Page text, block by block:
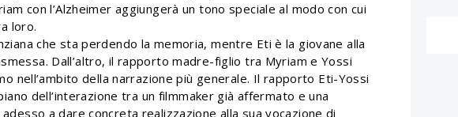
con l’Alzheimer aggiungerà un tono speciale al modo con cui
loro.
che sta perdendo la memoria, mentre Eti è la giovane alla
Dall’altro, il rapporto madre-figlio tra Myriam e Yossi
nell’ambito della narrazione più generale. Il rapporto Eti-Yossi
dell’interazione tra un filmmaker già affermato e una
a dare concreta realizzazione alla sua vocazione di